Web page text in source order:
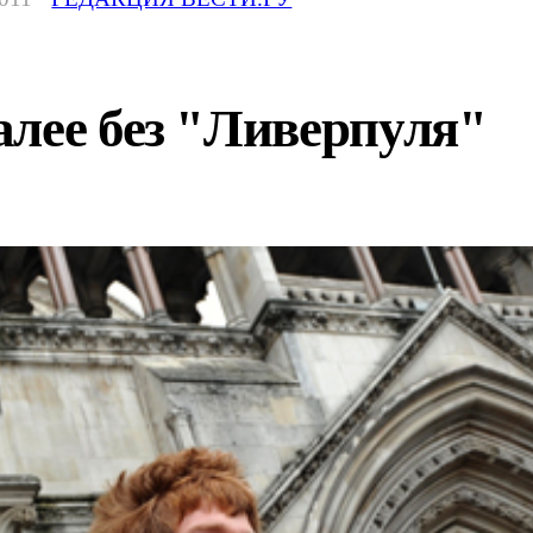
без "Ливерпуля"